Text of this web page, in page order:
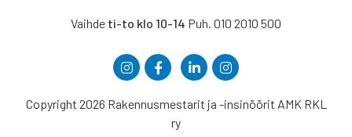
Vaihde ti-to klo 10-14 Puh. 010 2010 500
Copyright 2026 Rakennusmestarit ja -insinöörit AMK RKL
ry